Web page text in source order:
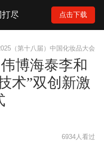
尽 点击下载
（第十八届）中国化妆品大会
博海泰李和
术”双创新激
6934人看过